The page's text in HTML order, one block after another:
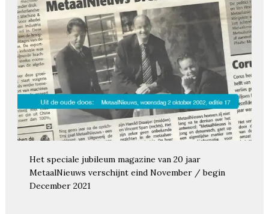
Het speciale jubileum magazine van 20 jaar
MetaalNieuws verschijnt eind November / begin
December 2021